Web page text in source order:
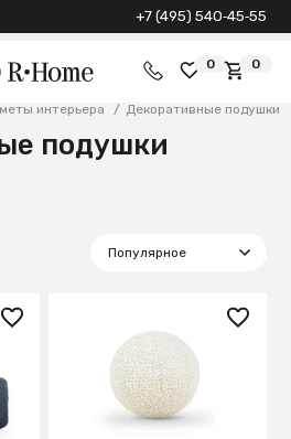
+7 (495) 540‑45‑55
0 0
интерьера / Декоративные подушки
подушки